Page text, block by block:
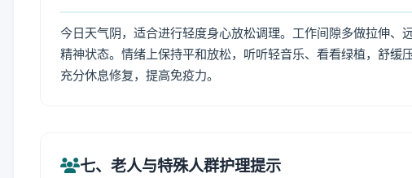
今日天气阴，适合进行轻度身心放松调理。工作间隙多做拉伸
精神状态。情绪上保持平和放松，听听轻音乐、看看绿植，舒
充分休息修复，提高免疫力。
七、老人与特殊人群护理提示